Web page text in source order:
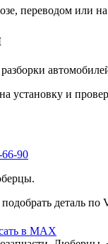
переводом или
установку и
90
деталь по
в MAX